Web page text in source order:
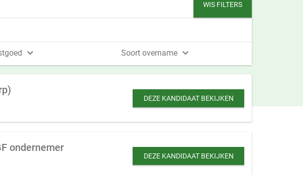
 Soort overname 
WIS FILTERS
DEZE KANDIDAAT BEKIJKEN
ondernemer
DEZE KANDIDAAT BEKIJKEN